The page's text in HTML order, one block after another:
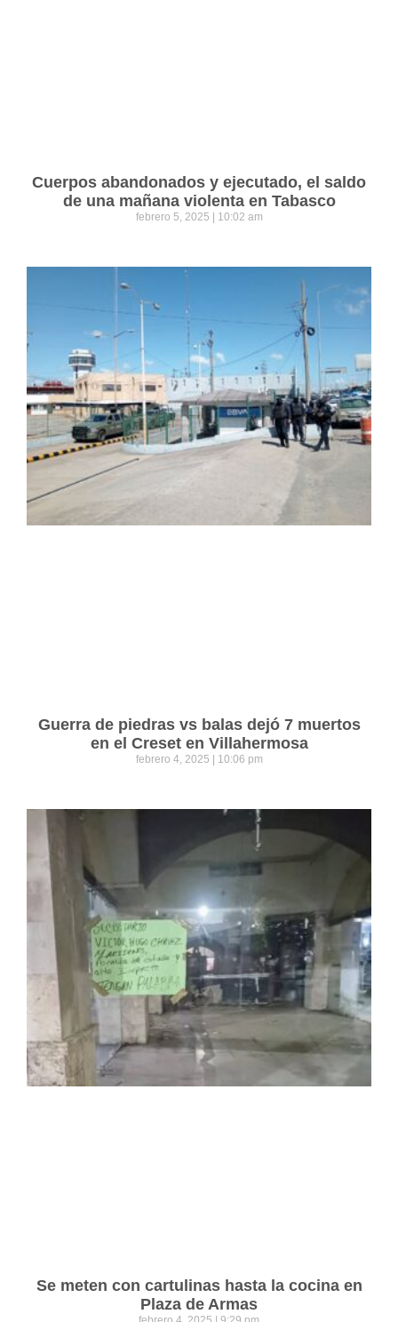
Cuerpos abandonados y ejecutado, el saldo
de una mañana violenta en Tabasco
febrero 5, 2025 10:02 am
Guerra de piedras vs balas dejó 7 muertos
en el Creset en Villahermosa
febrero 4, 2025 10:06 pm
Se meten con cartulinas hasta la cocina en
Plaza de Armas